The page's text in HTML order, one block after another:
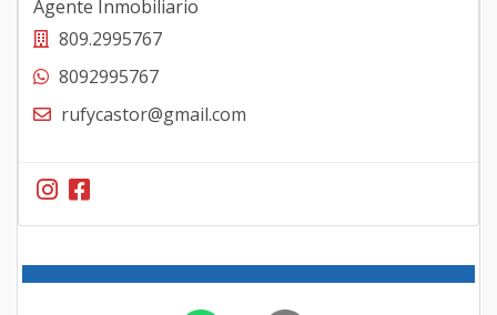
Agente Inmobiliario
809.2995767
8092995767
rufycastor@gmail.com